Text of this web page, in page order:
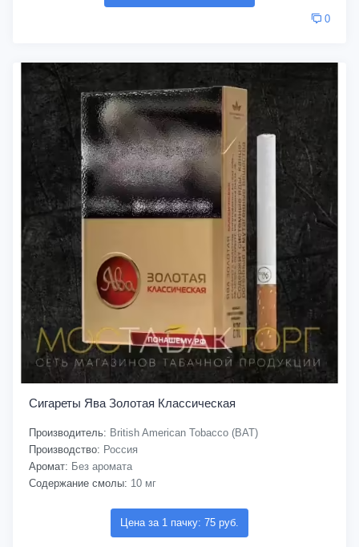
0
Сигареты Ява Золотая Классическая
Производитель: British American Tobacco (BAT)
Производство: Россия
Аромат: Без аромата
Содержание смолы: 10 мг
Цена за 1 пачку: 75 руб.